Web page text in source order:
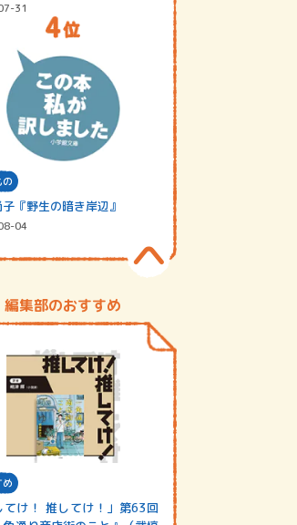
31
『野生の暗き岸辺』
04
編集部のおすすめ
め
てけ！ 推してけ！」第63回